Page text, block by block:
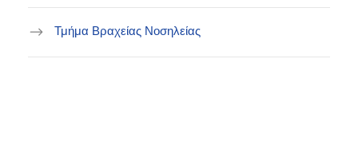
Τμήμα Βραχείας Νοσηλείας